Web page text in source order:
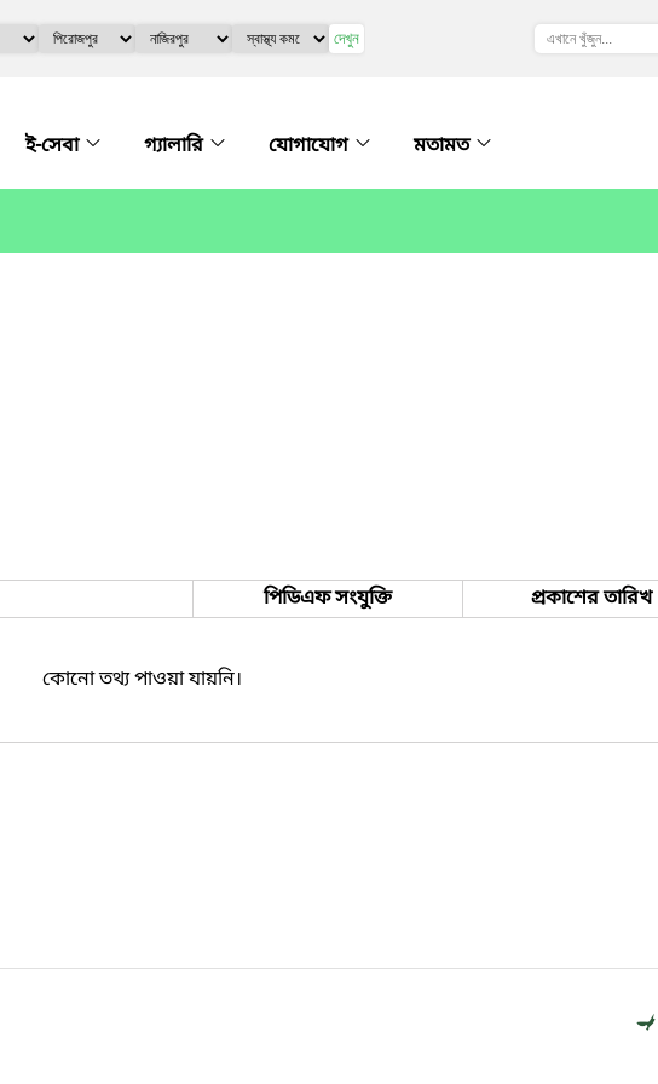
দেখুন
ই-সেবা গ্যালারি যোগাযোগ মতামত
পিডিএফ সংযুক্তি প্রকাশের তারিখ
কোনো তথ্য পাওয়া যায়নি।